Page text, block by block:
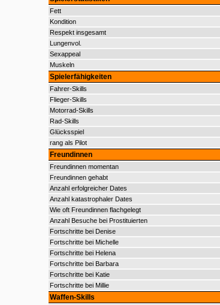
Fett
Kondition
Respekt insgesamt
Lungenvol.
Sexappeal
Muskeln
Spielerfähigkeiten
Fahrer-Skills
Flieger-Skills
Motorrad-Skills
Rad-Skills
Glücksspiel
rang als Pilot
Freundinnen
Freundinnen momentan
Freundinnen gehabt
Anzahl erfolgreicher Dates
Anzahl katastrophaler Dates
Wie oft Freundinnen flachgelegt
Anzahl Besuche bei Prostituierten
Fortschritte bei Denise
Fortschritte bei Michelle
Fortschritte bei Helena
Fortschritte bei Barbara
Fortschritte bei Katie
Fortschritte bei Millie
Waffen-Skills